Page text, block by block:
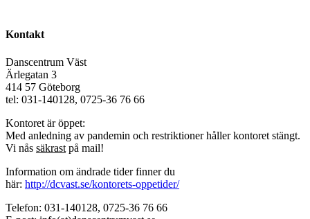
Kontakt
Danscentrum Väst
Ärlegatan 3
414 57 Göteborg
tel: 031-140128, 0725-36 76 66
Kontoret är öppet:
Med anledning av pandemin och restriktioner håller kontoret stängt.
Vi nås säkrast på mail!
Information om ändrade tider finner du
här: http://dcvast.se/kontorets-oppetider/
Telefon: 031-140128, 0725-36 76 66